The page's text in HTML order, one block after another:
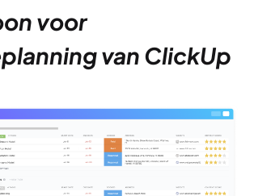
voor
van ClickUp